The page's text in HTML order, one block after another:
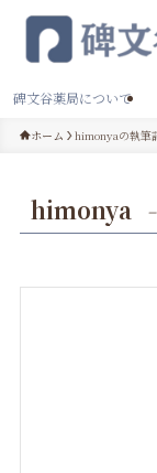
碑文谷薬局について
ホーム himonyaの執筆
himonya